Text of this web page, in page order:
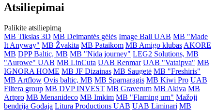
Atsiliepimai
Palikite atsiliepimą
MB Tikslas 3D MB Deimantės gėlės Image Ball UAB MB "Made
It Anyway" MB Žvakita MB Pataikom MB Amigo klubas AKORE
MB DPP Baltic, MB MB "Nida journey" LEG2 Solutions, MB
"Aurowe" UAB MB LinCuta UAB Renmar UAB "Vataipva" MB
IGNORA HOME MB JF Dizainas MB Saugetė MB "Freshiris"
MB Artflow Ovis baltic, MB MB Sparnaragis MB Kiwi Pro UAB
Filtera group MB DVP INVEST MB Graverum MB Akiva MB
Artpro MB Menanideco MB Imkim MB "Flaming urn" Mažoji
bendrija Godaja Litura Productions UAB UAB Liminari MB